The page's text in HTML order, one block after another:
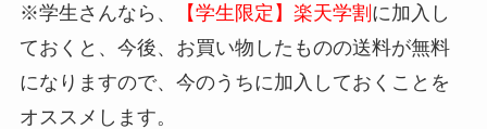
※学生さんなら、 【学生限定】楽天学割 に加入し
ておくと、今後、お買い物したものの送料が無料
になりますので、今のうちに加入しておくことを
オススメします。